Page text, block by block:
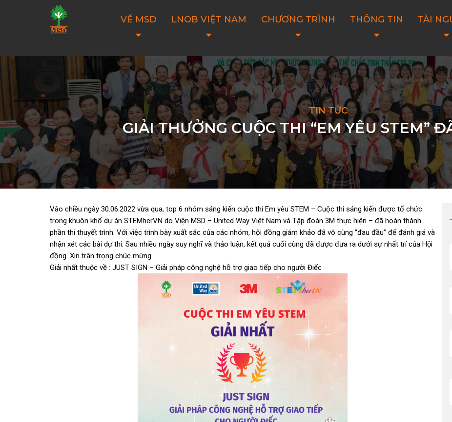
VỀ MSD LNOB VIỆT NAM CHƯƠNG TRÌNH THÔNG TIN TÀI
TIN TỨC
GIẢI THƯỞNG CUỘC THI “EM YÊU STEM”
Vào chiều ngày 30.06.2022 vừa qua, top 6 nhóm sáng kiến cuộc thi Em yêu STEM – Cuộc thi sáng kiến được tổ chức
trong khuôn khổ dự án STEMherVN do Viện MSD – United Way Việt Nam và Tập đoàn 3M thực hiện – đã hoàn thành
phần thi thuyết trình. Với việc trình bày xuất sắc của các nhóm, hội đồng giám khảo đã vô cùng “đau đầu” để đánh giá và
nhận xét các bài dự thi. Sau nhiều ngày suy nghĩ và thảo luận, kết quả cuối cùng đã được đưa ra dưới sự nhất trí của Hội
đồng. Xin trân trọng chúc mừng:
Giải nhất thuộc về : JUST SIGN – Giải pháp công nghệ hỗ trợ giao tiếp cho người Điếc